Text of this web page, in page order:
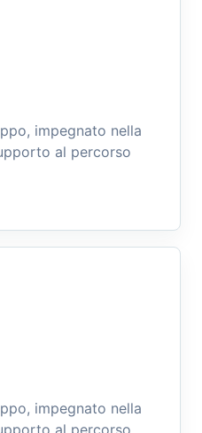
impegnato nella
al percorso
impegnato nella
al percorso